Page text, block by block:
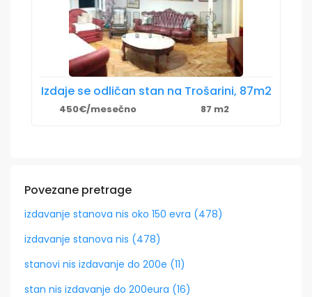
Izdaje se odličan stan na Trošarini, 87m2
450€/mesečno 87 m2
Povezane pretrage
izdavanje stanova nis oko 150 evra (478)
izdavanje stanova nis (478)
stanovi nis izdavanje do 200e (11)
stan nis izdavanje do 200eura (16)